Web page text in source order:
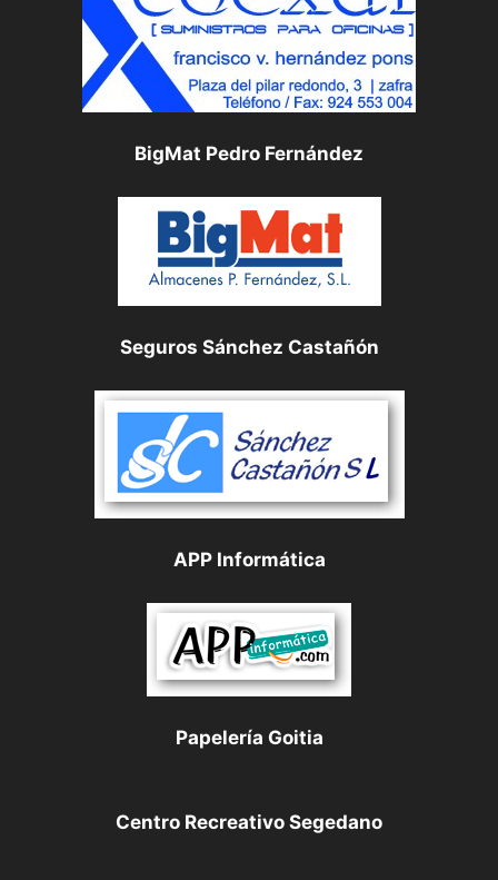
BigMat Pedro Fernández
Seguros Sánchez Castañón
APP Informática
Papelería Goitia
Centro Recreativo Segedano